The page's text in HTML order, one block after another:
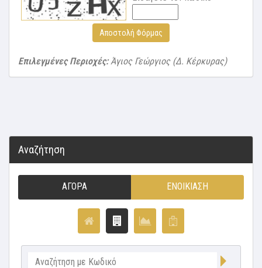
Αποστολή Φόρμας
Επιλεγμένες Περιοχές:Άγιος Γεώργιος (Δ. Κέρκυρας)
Αναζήτηση
ΑΓΟΡΆ ΕΝΟΙΚΊΑΣΗ